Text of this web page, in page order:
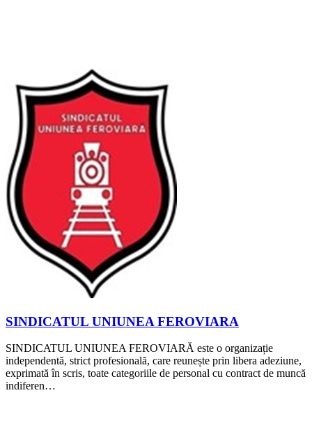
SINDICATUL UNIUNEA FEROVIARA
SINDICATUL UNIUNEA FEROVIARĂ este o organizație
independentă, strict profesională, care reunește prin libera adeziune,
exprimată în scris, toate categoriile de personal cu contract de muncă
indiferen…